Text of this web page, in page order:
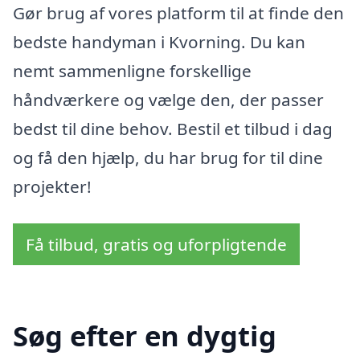
Gør brug af vores platform til at finde den
bedste handyman i Kvorning. Du kan
nemt sammenligne forskellige
håndværkere og vælge den, der passer
bedst til dine behov. Bestil et tilbud i dag
og få den hjælp, du har brug for til dine
projekter!
Få tilbud, gratis og uforpligtende
Søg efter en dygtig